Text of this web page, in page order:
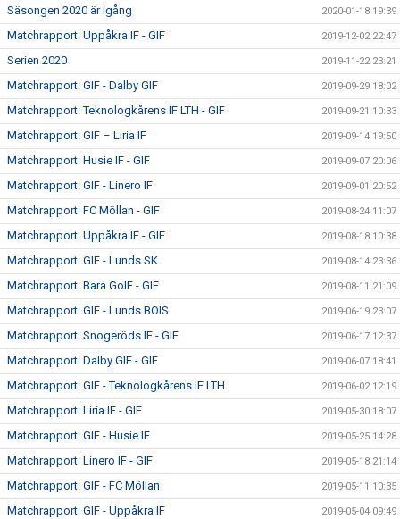
Säsongen 2020 är igång 2020-01-18 19:39
Matchrapport: Uppåkra IF - GIF 2019-12-02 22:47
Serien 2020 2019-11-22 23:21
Matchrapport: GIF - Dalby GIF 2019-09-29 18:02
Matchrapport: Teknologkårens IF LTH - GIF 2019-09-21 10:33
Matchrapport: GIF – Liria IF 2019-09-14 19:50
Matchrapport: Husie IF - GIF 2019-09-07 20:06
Matchrapport: GIF - Linero IF 2019-09-01 20:52
Matchrapport: FC Möllan - GIF 2019-08-24 11:07
Matchrapport: Uppåkra IF - GIF 2019-08-18 10:38
Matchrapport: GIF - Lunds SK 2019-08-14 23:36
Matchrapport: Bara GoIF - GIF 2019-08-11 21:09
Matchrapport: GIF - Lunds BOIS 2019-06-19 23:07
Matchrapport: Snogeröds IF - GIF 2019-06-17 12:37
Matchrapport: Dalby GIF - GIF 2019-06-07 18:41
Matchrapport: GIF - Teknologkårens IF LTH 2019-06-02 12:19
Matchrapport: Liria IF - GIF 2019-05-30 18:07
Matchrapport: GIF - Husie IF 2019-05-25 14:28
Matchrapport: Linero IF - GIF 2019-05-18 21:14
Matchrapport: GIF - FC Möllan 2019-05-11 10:35
Matchrapport: GIF - Uppåkra IF 2019-05-04 09:49